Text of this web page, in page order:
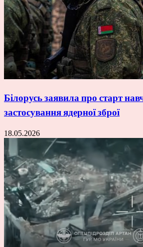
Білорусь заявила про старт
застосування ядерної зброї
18.05.2026